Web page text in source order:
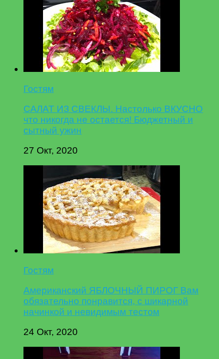
Гостям
САЛАТ ИЗ СВЕКЛЫ. Настолько ВКУСНО
что никогда не остается! Бюджетный и
сытный ужин
27 Окт, 2020
Гостям
Американский ЯБЛОЧНЫЙ ПИРОГ Вам
обязательно понравится, с шикарной
начинкой и невидимым тестом
24 Окт, 2020